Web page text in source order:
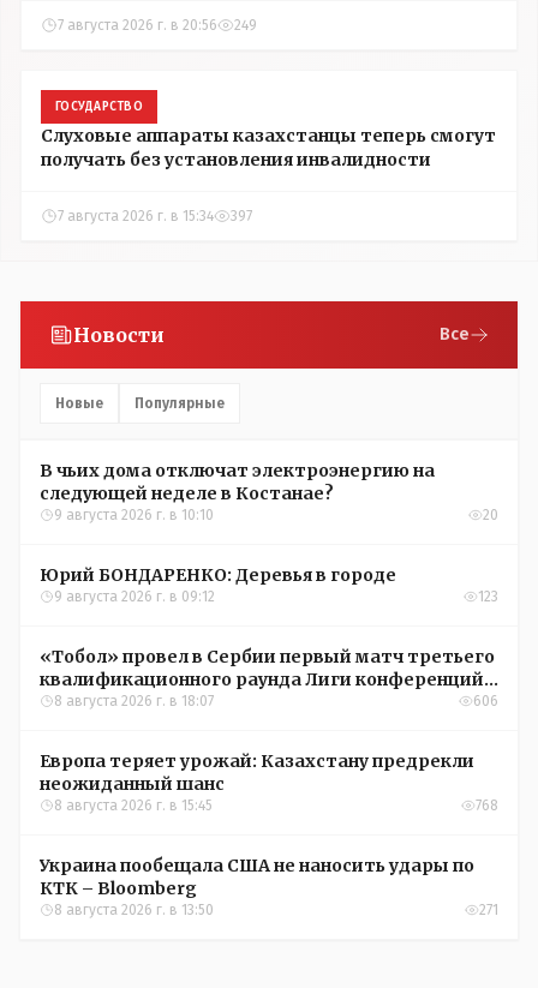
7 августа 2026 г. в 20:56 249
ГОСУДАРСТВО
Слуховые аппараты казахстанцы теперь смогут
получать без установления инвалидности
7 августа 2026 г. в 15:34 397
Новости Все
Новые Популярные
В чьих дома отключат электроэнергию на
следующей неделе в Костанае?
9 августа 2026 г. в 10:10 20
Юрий БОНДАРЕНКО: Деревья в городе
9 августа 2026 г. в 09:12 123
«Тобол» провел в Сербии первый матч третьего
квалификационного раунда Лиги конференций
УЕФА
8 августа 2026 г. в 18:07 606
Европа теряет урожай: Казахстану предрекли
неожиданный шанс
8 августа 2026 г. в 15:45 768
Украина пообещала США не наносить удары по
КТК – Bloomberg
8 августа 2026 г. в 13:50 271